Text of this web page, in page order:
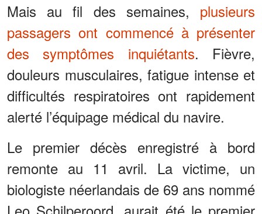
Mais au fil des semaines, plusieurs
passagers ont commencé à présenter
des symptômes inquiétants. Fièvre,
douleurs musculaires, fatigue intense et
difficultés respiratoires ont rapidement
alerté l’équipage médical du navire.
Le premier décès enregistré à bord
remonte au 11 avril. La victime, un
biologiste néerlandais de 69 ans nommé